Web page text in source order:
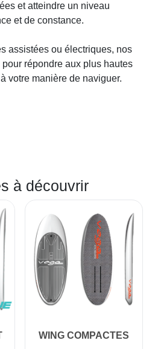
et atteindre un niveau
et de constance.
assistées ou électriques, nos
répondre aux plus hautes
votre manière de naviguer.
à découvrir
WING COMPACTES